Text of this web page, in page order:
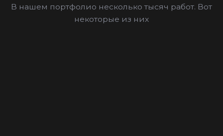
В нашем портфолио несколько тысяч работ. Вот
некоторые из них